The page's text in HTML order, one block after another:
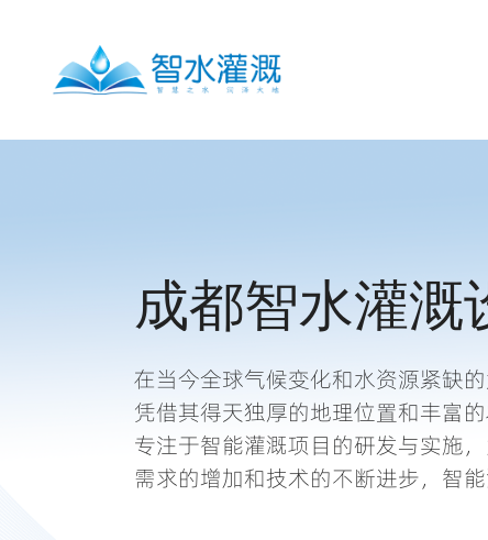
成都智水灌溉
在当今全球气候变化和水资源紧缺
凭借其得天独厚的地理位置和丰富
专注于智能灌溉项目的研发与实施
需求的增加和技术的不断进步，智